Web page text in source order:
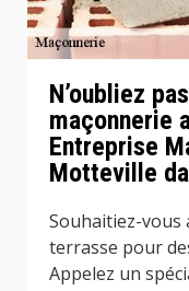
N’oubliez
maçonnerie
Entreprise
Motteville
Souhaitiez-vous
terrasse pour
Appelez un